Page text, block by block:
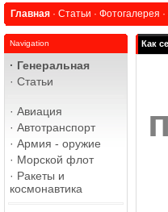
Главная · Статьи · Фотогалерея ·
Navigation
· Генеральная
· Статьи
· Авиация
· Автотранспорт
· Армия - оружие
· Морской флот
· Ракеты и
космонавтика
Как